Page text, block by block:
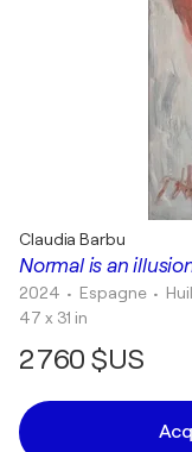
Normal is an
Claudia Barbu
2024 • Espagne •
47 x 31 in
2 760 $US